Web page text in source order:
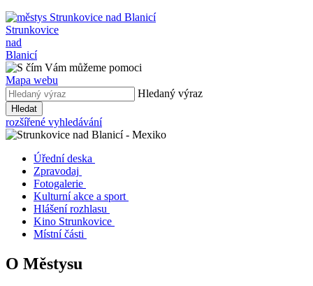
Strunkovice
nad
Blanicí
Mapa webu
Hledaný výraz
Hledat
rozšířené vyhledávání
Úřední deska
Zpravodaj
Fotogalerie
Kulturní akce a sport
Hlášení rozhlasu
Kino Strunkovice
Místní části
O Městysu